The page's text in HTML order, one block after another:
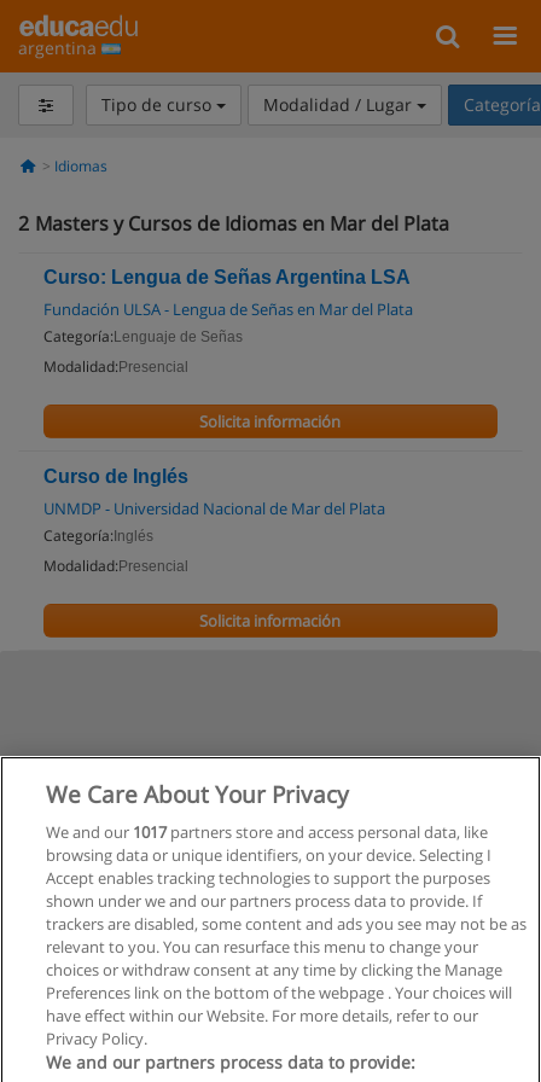
argentina
Tipo de curso Modalidad / Lugar
Idiomas
2 Masters y Cursos de Idiomas en Mar del Plata
Curso: Lengua de Señas Argentina LSA
Fundación ULSA - Lengua de Señas en Mar del Plata
Categoría: Lenguaje de Señas
Modalidad: Presencial
Solicita información
Curso de Inglés
UNMDP - Universidad Nacional de Mar del Plata
Categoría: Inglés
Modalidad: Presencial
Solicita información
We Care About Your Privacy
We and our 1017partners store and access personal data, like
browsing data or unique identifiers, on your device. Selecting I
Accept enables tracking technologies to support the purposes
shown under we and our partners process data to provide. If
trackers are disabled, some content and ads you see may not be as
relevant to you. You can resurface this menu to change your
choices or withdraw consent at any time by clicking the Manage
Preferences link on the bottom of the webpage . Your choices will
have effect within our Website. For more details, refer to our
Privacy Policy.
We and our partners process data to provide: